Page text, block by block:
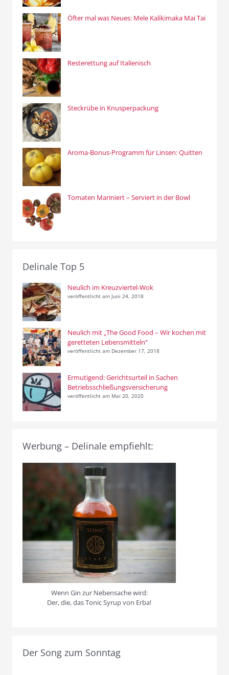
Öfter mal was Neues: Mele Kalikimaka Mai Tai
Resterettung auf Italienisch
Steckrübe in Knusperpackung
Aroma-Bonus-Programm für Linsen: Quitten
Tomaten Mariniert – Serviert in der Bowl
Delinale Top 5
Neulich im Kreuzviertel-Wok
veröffentlicht am Juni 24, 2018
Neulich mit „The Good Food – Wir kochen mit
geretteten Lebensmitteln“
veröffentlicht am Dezember 17, 2018
Ermutigend: Gerichtsurteil in Sachen
Betriebsschließungsversicherung
veröffentlicht am Mai 20, 2020
Werbung – Delinale empfiehlt:
Wenn Gin zur Nebensache wird:
Der, die, das Tonic Syrup von Erba!
Der Song zum Sonntag